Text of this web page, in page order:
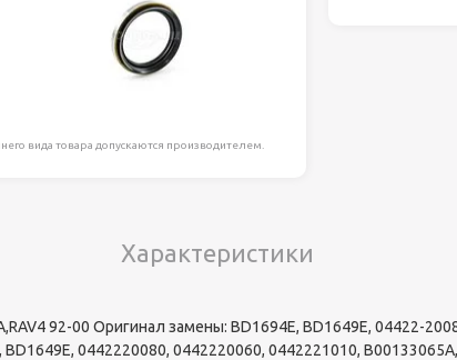
вида товара допускаются производителем.
Характеристики
92-00 Оригинал замены: BD1694E, BD1649E, 04422-
0442220080, 0442220060, 0442221010,